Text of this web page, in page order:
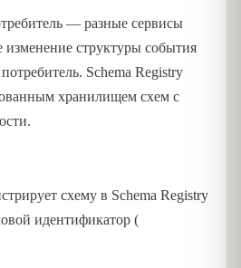
— разные сервисы
структуры события
Schema Registry
хранилищем схем с
схему в Schema Registry
идентификатор (